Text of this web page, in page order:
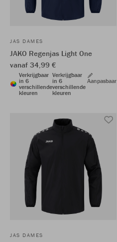
JAS DAMES
JAKO Regenjas Light One
vanaf 34,99 €
Verkrijgbaar
in 6
verschillende
kleuren
Verkrijgbaar
in 6
verschillende
kleuren
Aanpasbaar
JAS DAMES